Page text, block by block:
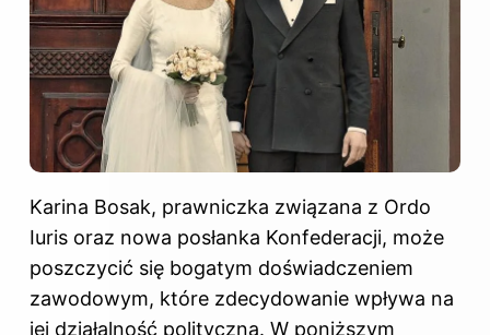
Karina Bosak, prawniczka związana z Ordo
Iuris oraz nowa posłanka Konfederacji, może
poszczycić się bogatym doświadczeniem
zawodowym, które zdecydowanie wpływa na
jej działalność polityczną. W poniższym